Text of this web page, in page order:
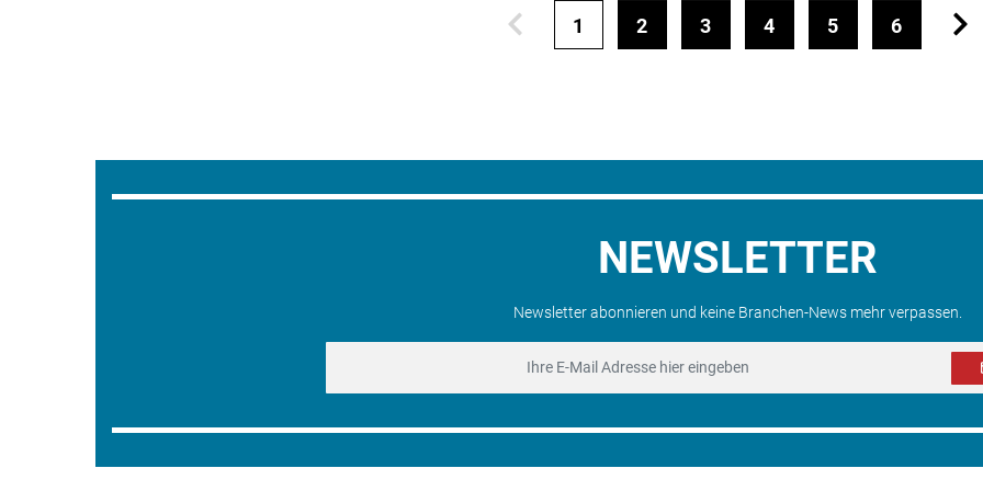
1 2 3 4 5 6
NEWSLETTER
Newsletter abonnieren und keine Branchen-News mehr verpassen.